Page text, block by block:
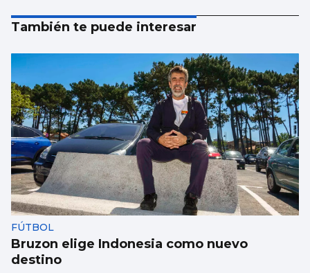
También te puede interesar
FÚTBOL
Bruzon elige Indonesia como nuevo
destino